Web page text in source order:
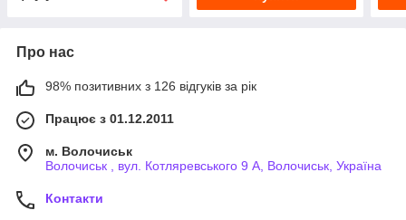
Про нас
98% позитивних з 126 відгуків за рік
Працює з 01.12.2011
м. Волочиськ
Волочиськ , вул. Котляревського 9 А, Волочиськ, Україна
Контакти